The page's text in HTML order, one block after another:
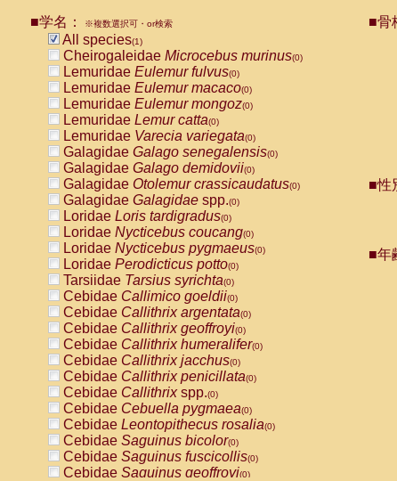
■学名： ※複数選択可・or検索
All species(1)
Cheirogaleidae Microcebus murinus(0)
Lemuridae Eulemur fulvus(0)
Lemuridae Eulemur macaco(0)
Lemuridae Eulemur mongoz(0)
Lemuridae Lemur catta(0)
Lemuridae Varecia variegata(0)
Galagidae Galago senegalensis(0)
Galagidae Galago demidovii(0)
Galagidae Otolemur crassicaudatus(0)
Galagidae Galagidae spp.(0)
Loridae Loris tardigradus(0)
Loridae Nycticebus coucang(0)
Loridae Nycticebus pygmaeus(0)
Loridae Perodicticus potto(0)
Tarsiidae Tarsius syrichta(0)
Cebidae Callimico goeldii(0)
Cebidae Callithrix argentata(0)
Cebidae Callithrix geoffroyi(0)
Cebidae Callithrix humeralifer(0)
Cebidae Callithrix jacchus(0)
Cebidae Callithrix penicillata(0)
Cebidae Callithrixspp.(0)
Cebidae Cebuella pygmaea(0)
Cebidae Leontopithecus rosalia(0)
Cebidae Saguinus bicolor(0)
Cebidae Saguinus fuscicollis(0)
Cebidae Saguinus geoffroyi(0)
■骨
■性
■年